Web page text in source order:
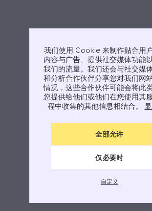
我们使用 Cookie 来制作贴合用
内容与广告、提供社交媒体功能
我们的流量。我们还会与社交媒
和分析合作伙伴分享您对我们网
情况，这些合作伙伴可能会将此
您提供给他们或他们在您使用其
程中收集的其他信息相结合。
全部允许
仅必要时
自定义